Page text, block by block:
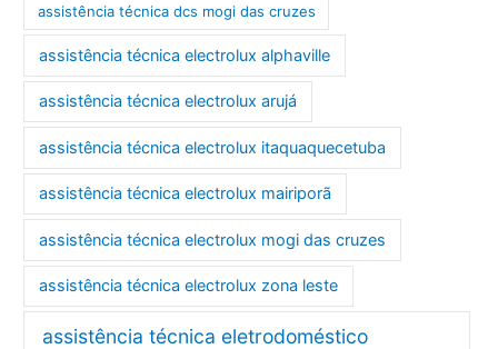
assistência técnica dcs mogi das cruzes
assistência técnica electrolux alphaville
assistência técnica electrolux arujá
assistência técnica electrolux itaquaquecetuba
assistência técnica electrolux mairiporã
assistência técnica electrolux mogi das cruzes
assistência técnica electrolux zona leste
assistência técnica eletrodoméstico